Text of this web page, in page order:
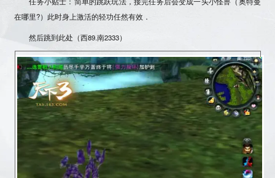
在哪里?）此时身上激活的轻功任然有效．
然后跳到此处（西89.南2333）